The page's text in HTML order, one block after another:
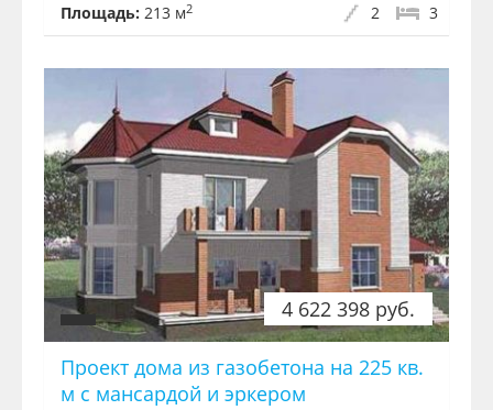
Площадь: 213 м2 3
2
4 622 398 руб.
Проект дома из газобетона на 225 кв.
м с мансардой и эркером